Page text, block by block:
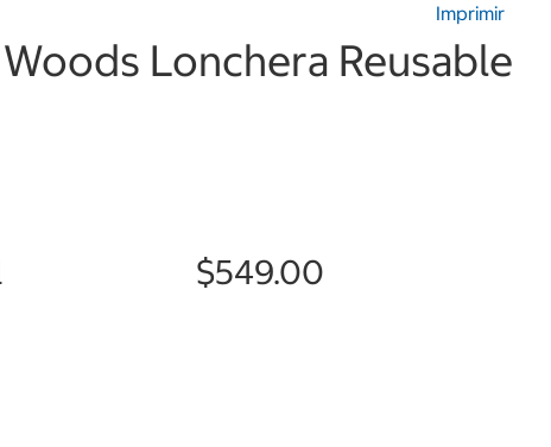
Imprimir
Lonchera Reusable
$549.00